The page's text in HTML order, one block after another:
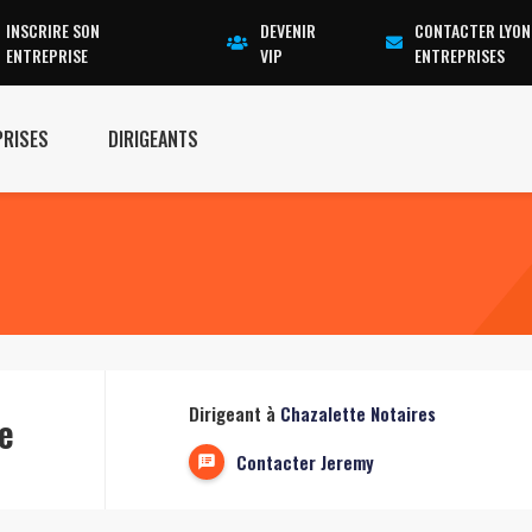
INSCRIRE SON
ENTREPRISE
DEVENIR
VIP
CONTACTER LYON
ENTREPRISES
DIRIGEANTS
Dirigeant à Chazalette Notaires
Contacter Jeremy